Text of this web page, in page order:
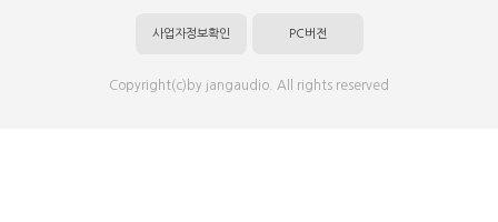
사업자정보확인 PC버전
Copyright(c)by jangaudio. All rights reserved